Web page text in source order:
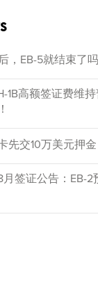
，EB-5就结束了
1B高额签证费维
先交10万美元押
签证公告：EB-2